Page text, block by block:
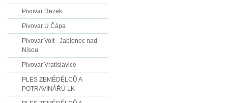
Pivovar Rezek
Pivovar U Čápa
Pivovar Volt - Jablonec nad
Nisou
Pivovar Vratislavice
PLES ZEMĚDĚLCŮ A
POTRAVINÁŘŮ LK